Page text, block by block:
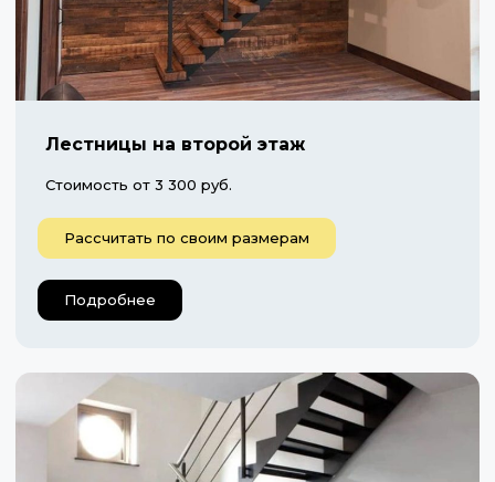
Лестницы на второй этаж
Стоимость от 3 300 руб.
Рассчитать по своим размерам
Подробнее